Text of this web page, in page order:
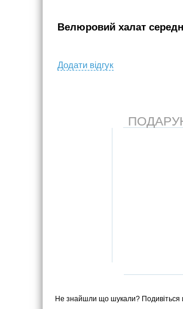
Велюровий халат
Додати вiдгук
Не знайшли що шукали? Подивіться